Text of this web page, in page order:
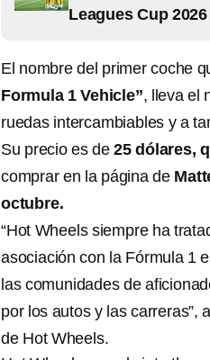
Leagues Cup 2026
El nombre del primer coche
Formula 1 Vehicle”, lleva el
ruedas intercambiables y a
Su precio es de25 dólares,
comprar en la página de
octubre.
“Hot Wheels siempre ha
asociación con la Fórmula 1
las comunidades de
por los autos y las carreras”,
de Hot Wheels.